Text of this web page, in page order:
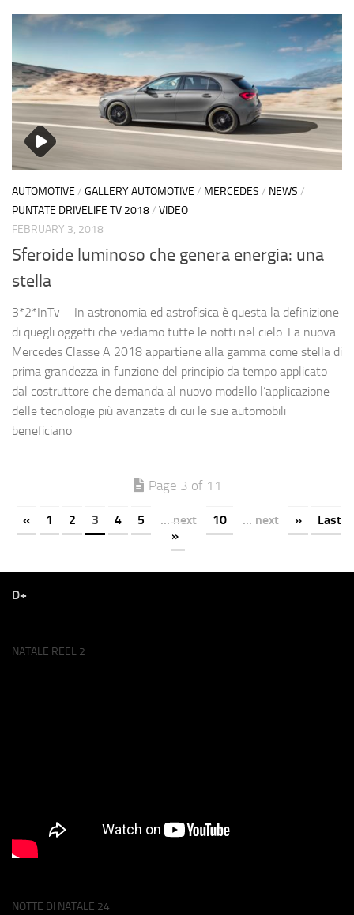
AUTOMOTIVE / GALLERY AUTOMOTIVE / MERCEDES / NEWS /
PUNTATE DRIVELIFE TV 2018/ VIDEO
FEBRUARY 3, 2018
Sferoide luminoso che genera energia: una
stella
3*2*InTv – In astronomia ed astrofisica è questa la definizione
di quegli oggetti che vediamo tutte le notti nel cielo. La nuova
Mercedes Classe A 2018 appartiene alla gamma come stella di
prima grandezza in funzione del principio da tempo applicato
dal costruttore che demanda al nuovo modello l’applicazione
delle tecnologie più avanzate di cui le sue automobili
beneficiano
Page 3 of 11
« 1 2 3 4 5 ... next 10 ... next »
Last
»
D+
NATALE REEL 2
NOTTE DI NATALE 24